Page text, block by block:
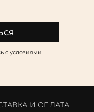
c условиями
И ОПЛАТА